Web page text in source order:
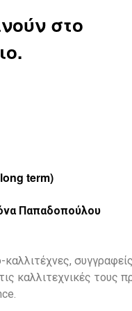
στο
term)
Παπαδοπούλου
καλλιτεχνικές τους